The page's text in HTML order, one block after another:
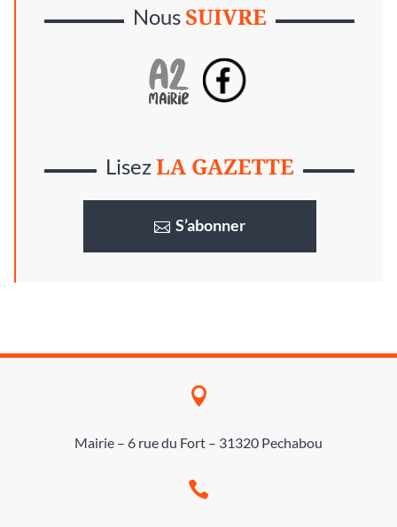
NousSUIVRE
LisezLA GAZETTE
S’abonner

Mairie – 6 rue du Fort – 31320 Pechabou
